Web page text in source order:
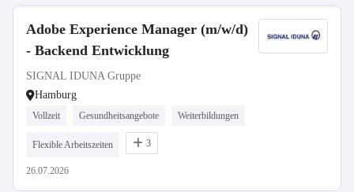
Adobe Experience Manager (m/w/d)
- Backend Entwicklung
SIGNAL IDUNA Gruppe
Hamburg
Vollzeit Gesundheitsangebote Weiterbildungen
Flexible Arbeitszeiten 3
26.07.2026